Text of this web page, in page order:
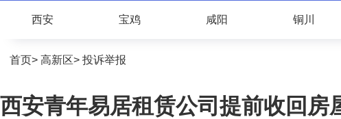
西安 宝鸡 咸阳 铜川
首页> 高新区> 投诉举报
西安青年易居租赁公司提前收回房